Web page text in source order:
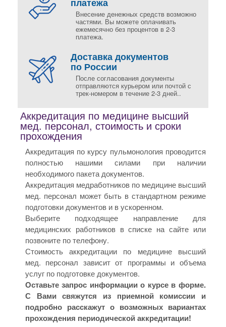
Внесение денежных средств возможно
частями. Вы можете оплачивать
ежемесячно без процентов в 2-3
платежа.
Доставка документов
по России
После согласования документы
отправляются курьером или почтой с
трек-номером в течение 2-3 дней..
Аккредитация по медицине высший
мед. персонал, стоимость и сроки
прохождения
Аккредитация по курсу пульмонология проводится
полностью нашими силами при наличии
необходимого пакета документов.
Аккредитация медработников по медицине высший
мед. персонал может быть в стандартном режиме
подготовки документов и в ускоренном.
Выберите подходящее направление для
медицинских работников в списке на сайте или
позвоните по телефону.
Стоимость аккредитации по медицине высший
мед. персонал зависит от программы и объема
услуг по подготовке документов.
Оставьте запрос информации о курсе в форме.
С Вами свяжутся из приемной комиссии и
подробно расскажут о возможных вариантах
прохождения периодической аккредитации!